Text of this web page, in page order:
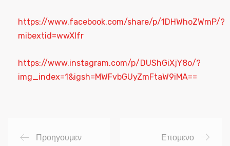
https://www.facebook.com/share/p/1DHWhoZWmP/?
mibextid=wwXIfr
https://www.instagram.com/p/DUShGiXjY8o/?
img_index=1&igsh=MWFvbGUyZmFtaW9iMA==
Προηγουμεν
Επομενο